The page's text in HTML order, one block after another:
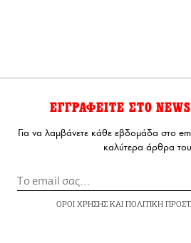
ΕΓΓΡΑΦΕΙΤΕ ΣΤΟ
Για να λαμβάνετε κάθε εβδομάδα στο
καλύτερα άρθρα
ΟΡΟΙ ΧΡΗΣΗΣΚΑΙ ΠΟΛΙΤΙΚΗ